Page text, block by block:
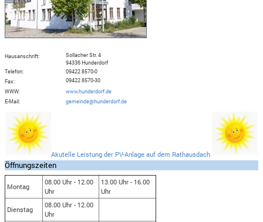
Hausanschrift:
Sollacher Str. 4
94336 Hunderdorf
Telefon:
09422 8570-0
Fax:
09422 8570-30
WWW:
www.hunderdorf.de
E-Mail:
gemeinde@hunderdorf.de
Akutelle Leistung der PV-Anlage auf dem Rathausdach
Öffnungszeiten
Montag
08.00 Uhr - 12.00
Uhr
13.00 Uhr - 16.00
Uhr
Dienstag
08.00 Uhr - 12.00
Uhr